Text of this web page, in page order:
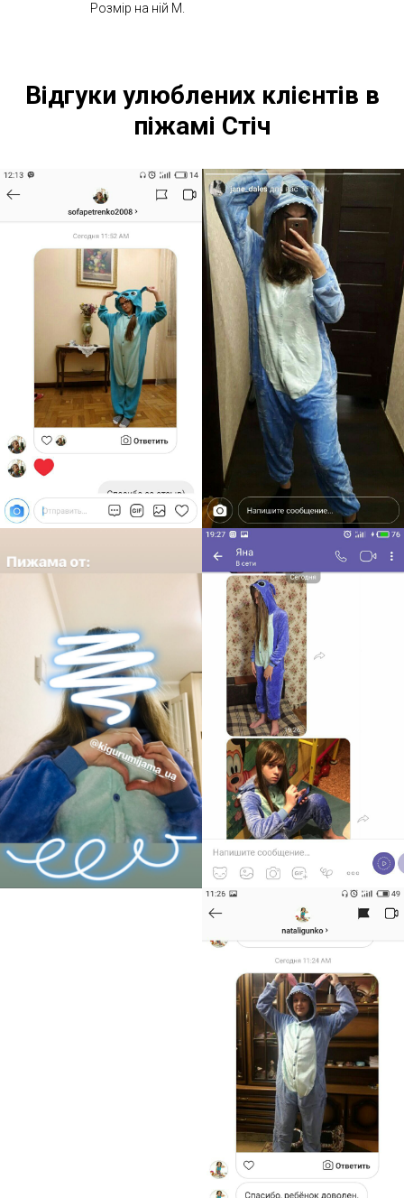
Розмір на ній M.
Відгуки улюблених клієнтів в
піжамі Стіч